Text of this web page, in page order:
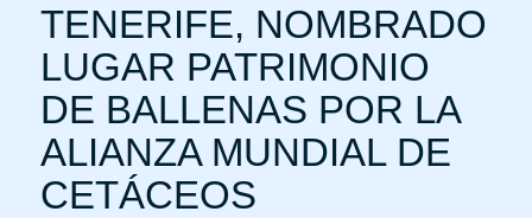
TENERIFE, NOMBRADO
LUGAR PATRIMONIO
DE BALLENAS POR LA
ALIANZA MUNDIAL DE
CETÁCEOS